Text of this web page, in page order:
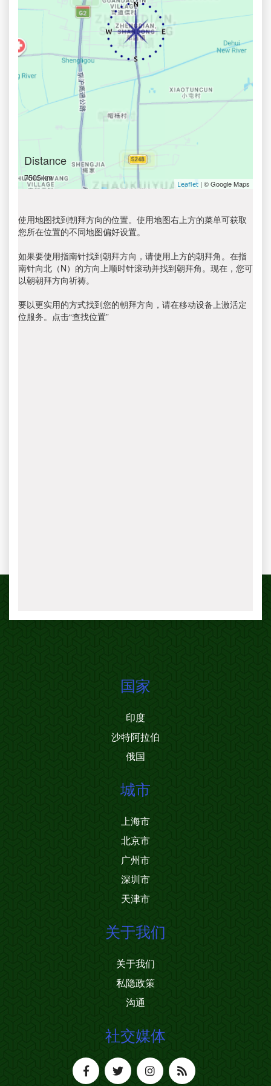
Distance
7505 km
Leaflet | © Google Maps
使用地图找到朝拜方向的位置。使用地图右上方的菜单可获取
您所在位置的不同地图偏好设置。
如果要使用指南针找到朝拜方向，请使用上方的朝拜角。在指
南针向北（N）的方向上顺时针滚动并找到朝拜角。现在，您可
以朝朝拜方向祈祷。
要以更实用的方式找到您的朝拜方向，请在移动设备上激活定
位服务。点击“查找位置”
国家
印度
沙特阿拉伯
俄国
城市
上海市
北京市
广州市
深圳市
天津市
关于我们
关于我们
私隐政策
沟通
社交媒体